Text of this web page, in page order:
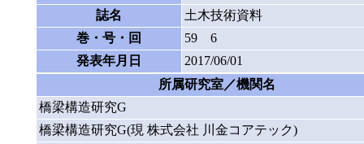
誌名
土木技術資料
巻・号・回
59 6
発表年月日
2017/06/01
所属研究室／機関名
橋梁構造研究G
橋梁構造研究G(現 株式会社 川金コアテック)